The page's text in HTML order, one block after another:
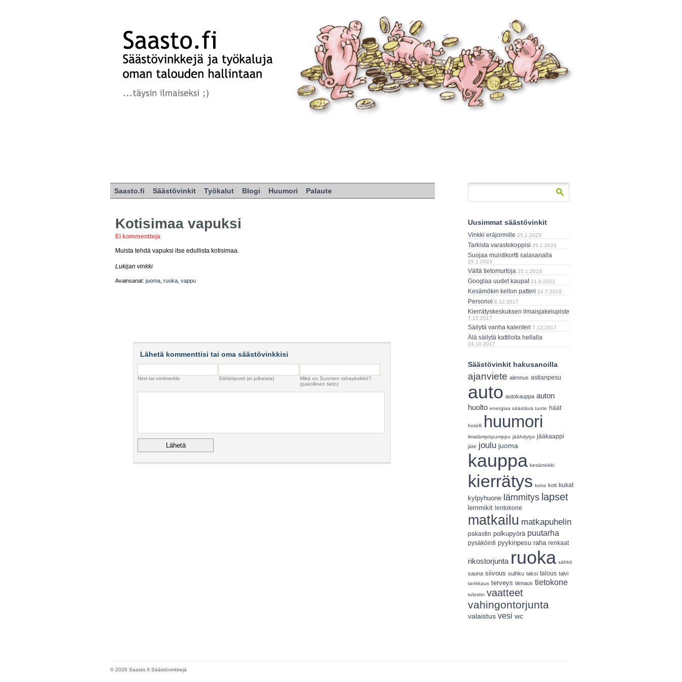
Saasto.fi Säästövinkit Työkalut Blogi Huumori Palaute
Kotisimaa vapuksi
Ei kommentteja
Muista tehdä vapuksi itse edullista kotisimaa.
Lukijan vinkki
Avainsanat: juoma ruoka vappu
Lähetä kommenttisi tai oma säästövinkkisi
Nimi tai nimimerkki Sähköposti (ei julkaista)
Mikä on Suomen rahayksikkö?
(pakollinen tieto)
Uusimmat säästövinkit
Vinkki eräjormille 25.1.2023
Tarkista varastokoppisi 25.1.2023
Suojaa muistikortti salasanalla
25.1.2023
Vältä tietomurtoja 25.1.2023
Googlaa uudet kaupat 21.6.2021
Kesämökin kellon patteri 24.7.2018
Personoi 8.12.2017
Kierrätyskeskuksen ilmaisjakelupiste
7.12.2017
Säilytä vanha kalenteri 7.12.2017
Älä säilytä kattiloita hellalla
24.10.2017
Säästövinkit hakusanoilla
ajanviete alennus astianpesu
auto autokauppa auton
huolto energiaa säästävä tuote häät
hotelli huumori
ilmalämpöpumppu jäähdytys jääkaappi
jäte joulu juoma
kauppa kesämökki
kierrätys koira koti kukat
kylpyhuone lämmitys lapset
lemmikit lentokone
matkailu matkapuhelin
pakastin polkupyörä puutarha
pysäköinti pyykinpesu raha renkaat
rikostorjunta ruoka sähkö
sauna siivous suihku taksi talous talvi
tankkaus terveys tienaus tietokone
tulostin vaatteet
vahingontorjunta
valaistus vesi wc
© 2026 Saasto.fi Säästövinkkejä